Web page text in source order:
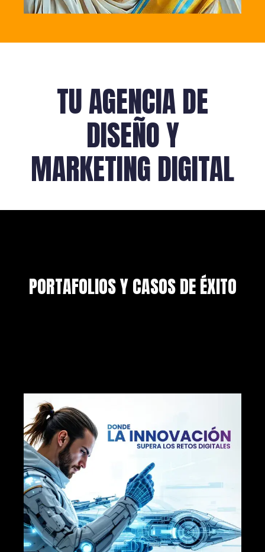
TU AGENCIA DE
DISEÑO Y
MARKETING DIGITAL
PORTAFOLIOS Y CASOS DE ÉXITO